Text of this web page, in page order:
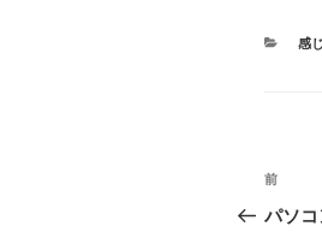
カ
感
投
稿
前
の
前
パソコ